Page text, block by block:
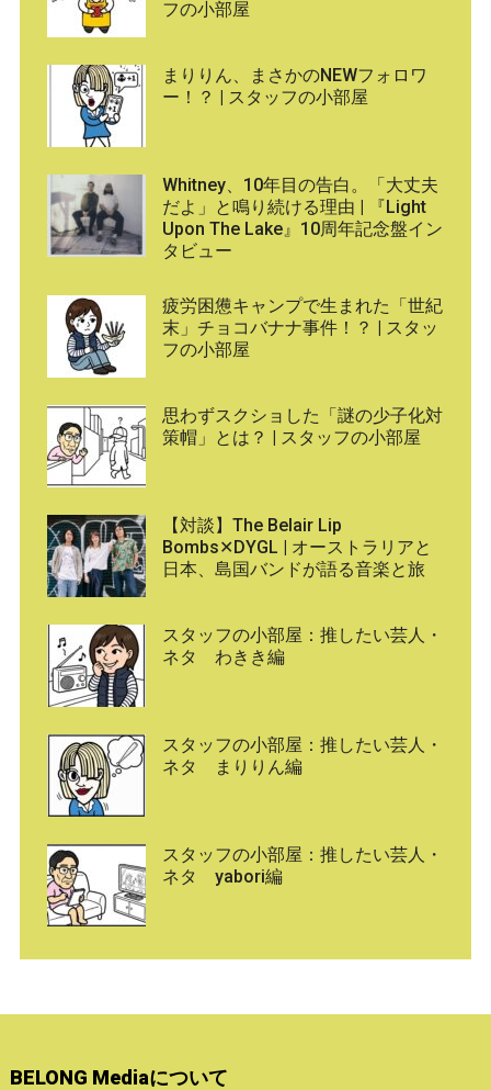
フの小部屋
まりりん、まさかのNEWフォロワ
ー！？ | スタッフの小部屋
Whitney、10年目の告白。「大丈夫
だよ」と鳴り続ける理由 | 『Light
Upon The Lake』10周年記念盤イン
タビュー
疲労困憊キャンプで生まれた「世紀
末」チョコバナナ事件！？ | スタッ
フの小部屋
思わずスクショした「謎の少子化対
策帽」とは？ | スタッフの小部屋
【対談】The Belair Lip
Bombs✕DYGL | オーストラリアと
日本、島国バンドが語る音楽と旅
スタッフの小部屋：推したい芸人・
ネタ わきき編
スタッフの小部屋：推したい芸人・
ネタ まりりん編
スタッフの小部屋：推したい芸人・
ネタ yabori編
BELONG Mediaについて